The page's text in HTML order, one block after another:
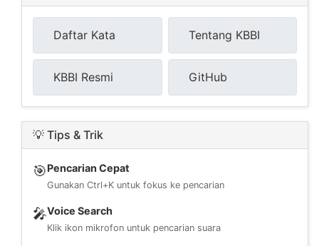
Daftar Kata Tentang KBBI
KBBI Resmi GitHub
💡 Tips & Trik
🎯Pencarian Cepat
Gunakan Ctrl+K untuk fokus ke pencarian
🎤Voice Search
Klik ikon mikrofon untuk pencarian suara